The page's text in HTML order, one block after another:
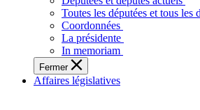
députés
vous
représentent
sein
de
l'Assemblée
Toutes les députées et tous les
Coordonnées
La présidente
In memoriam
Fermer
Affaires législatives